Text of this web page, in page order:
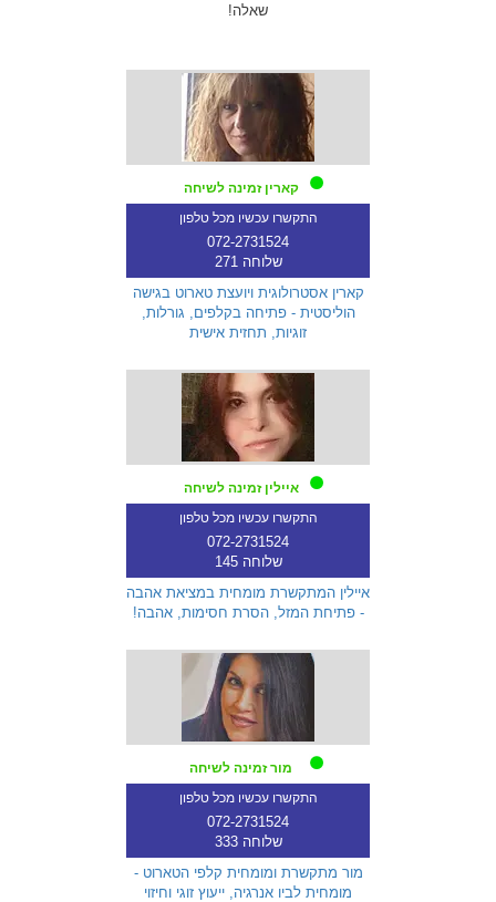
שאלה!
קארין זמינה לשיחה
התקשרו עכשיו מכל טלפון
072-2731524
שלוחה 271
קארין אסטרולוגית ויועצת טארוט בגישה
הוליסטית - פתיחה בקלפים, גורלות,
זוגיות, תחזית אישית
איילין זמינה לשיחה
התקשרו עכשיו מכל טלפון
072-2731524
שלוחה 145
איילין המתקשרת מומחית במציאת אהבה
- פתיחת המזל, הסרת חסימות, אהבה!
מור זמינה לשיחה
התקשרו עכשיו מכל טלפון
072-2731524
שלוחה 333
מור מתקשרת ומומחית קלפי הטארוט -
מומחית לביו אנרגיה, ייעוץ זוגי וחיזוי